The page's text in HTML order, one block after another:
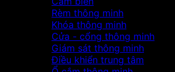
Rèm thông minh
Khóa thông minh
Cửa - cổng thông minh
Giám sát thông minh
Điều khiển trung tâm